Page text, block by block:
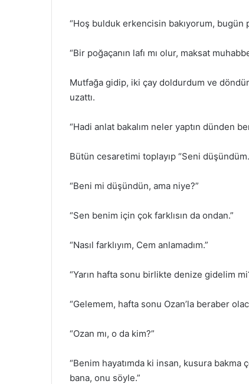
“Hoş bulduk erkencisin bakıyorum, bugün
“Bir poğaçanın lafı mı olur, maksat
Mutfağa gidip, iki çay doldurdum ve
uzattı.
“Hadi anlat bakalım neler yaptın dünden
Bütün cesaretimi toplayıp “Seni
“Beni mi düşündün, ama niye?”
“Sen benim için çok farklısın da ondan.”
“Nasıl farklıyım, Cem anlamadım.”
“Yarın hafta sonu birlikte denize gidelim
“Gelemem, hafta sonu Ozan’la beraber
“Ozan mı, o da kim?”
“Benim hayatımda ki insan, kusura
bana, onu söyle.”